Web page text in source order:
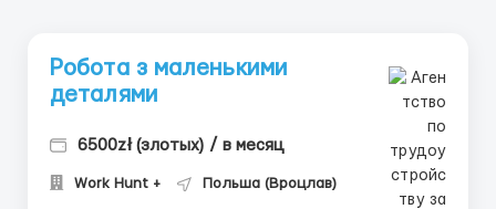
Робота з маленькими
деталями
6500zł (злотых) / в месяц
Work Hunt + Польша (Вроцлав)